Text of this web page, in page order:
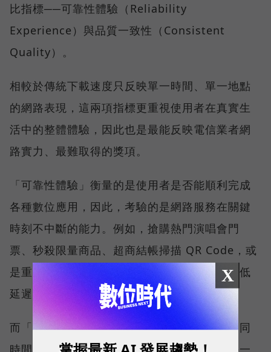
比指標──可靠性體驗（Reliability
Experience）與品質一致性（Consistent
Quality）。
相較於傳統下載速度只反映單一時間、單一地點
的網路表現，這兩項指標更重視使用者在真實生
活中的整體體驗，因此也是最能反映電信業者網
路實力、最難取得的獎項。
「可靠性體驗」衡量的是使用者是否能順利完成
各種數位應用，因此，考驗的是網路服務在關鍵
時刻不中斷的能力。例如，搶購熱門演唱會門
票、秒殺限量商品、超商結帳掃描 QR Code，或
是重要的線上會議，都需要網路能即時回應、低
延遲且持續運作。
而「品質一致性」則是衡量電信業者可否在不同
時間、不同地點、不同網路負載下，都能維持一
X